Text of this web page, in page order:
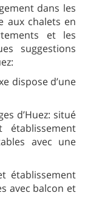
dans les
aux chalets en
et les
suggestions
dispose d’une
d’Huez: situé
avec une
établissement
avec balcon et